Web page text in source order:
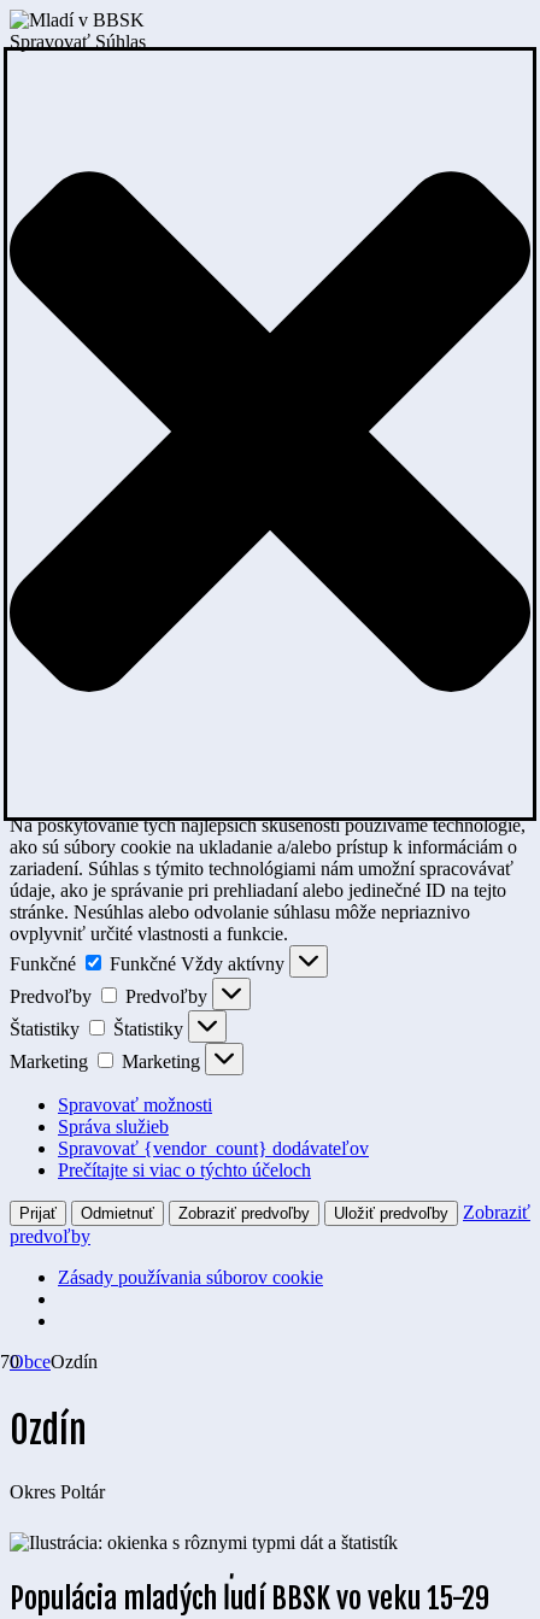
Spravovať Súhlas
Na poskytovanie tých najlepších skúseností používame technológie,
ako sú súbory cookie na ukladanie a/alebo prístup k informáciám o
zariadení. Súhlas s týmito technológiami nám umožní spracovávať
údaje, ako je správanie pri prehliadaní alebo jedinečné ID na tejto
stránke. Nesúhlas alebo odvolanie súhlasu môže nepriaznivo
ovplyvniť určité vlastnosti a funkcie.
Funkčné
Funkčné Vždy aktívny
Predvoľby
Predvoľby
Štatistiky
Štatistiky
Marketing
Marketing
Spravovať možnosti
Správa služieb
Spravovať {vendor_count} dodávateľov
Prečítajte si viac o týchto účeloch
Prijať Odmietnuť Zobraziť predvoľby Uložiť predvoľby
Zobraziť
predvoľby
Zásady používania súborov cookie
ObceOzdín
Ozdín
Okres Poltár
Populácia mladých ľudí BBSK vo veku 15-29